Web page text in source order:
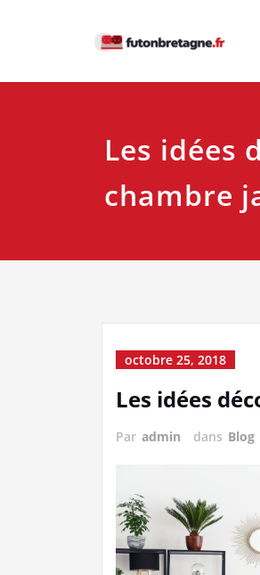
Les idées
chambre
octobre 25, 2018
Les idées
Par admin dans Blog